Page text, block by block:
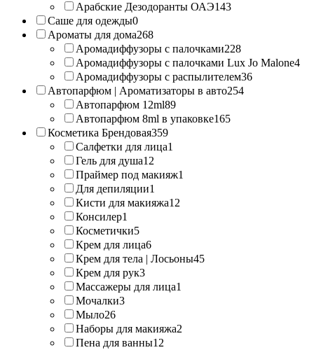
Арабские Дезодоранты ОАЭ143
Саше для одежды0
Ароматы для дома268
Аромадиффузоры с палочками228
Аромадиффузоры с палочками Lux Jo Malone4
Аромадиффузоры с распылителем36
Автопарфюм | Ароматизаторы в авто254
Автопарфюм 12ml89
Автопарфюм 8ml в упаковке165
Косметика Брендовая359
Салфетки для лица1
Гель для душа12
Праймер под макияж1
Для депиляции1
Кисти для макияжа12
Консилер1
Косметички5
Крем для лица6
Крем для тела | Лосьоны45
Крем для рук3
Массажеры для лица1
Мочалки3
Мыло26
Наборы для макияжа2
Пена для ванны12